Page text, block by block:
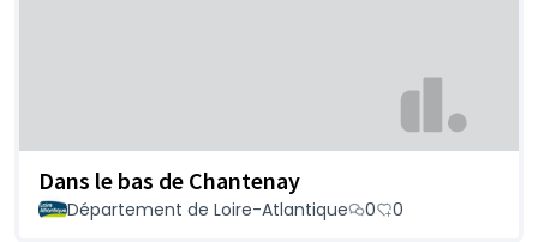
Dans le bas de Chantenay
Département de Loire-Atlantique 0 0